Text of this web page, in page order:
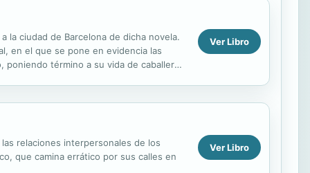
la ciudad de Barcelona de dicha novela.
en el que se pone en evidencia las
término a su vida de caballero
Ver Libro
relaciones interpersonales de los
que camina errático por sus calles en
Ver Libro